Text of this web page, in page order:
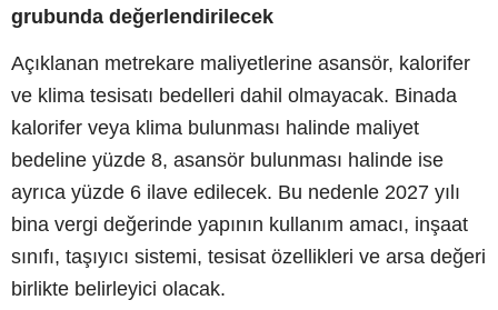
grubunda değerlendirilecek
Açıklanan metrekare maliyetlerine asansör, kalorifer
ve klima tesisatı bedelleri dahil olmayacak. Binada
kalorifer veya klima bulunması halinde maliyet
bedeline yüzde 8, asansör bulunması halinde ise
ayrıca yüzde 6 ilave edilecek. Bu nedenle 2027 yılı
bina vergi değerinde yapının kullanım amacı, inşaat
sınıfı, taşıyıcı sistemi, tesisat özellikleri ve arsa değeri
birlikte belirleyici olacak.